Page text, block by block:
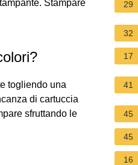
Stampare
togliendo una
di cartuccia
sfruttando le
29
32
17
41
45
45
16